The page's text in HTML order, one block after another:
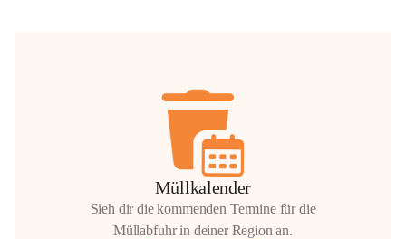
Müllkalender
Sieh dir die kommenden Termine für die
Müllabfuhr in deiner Region an.